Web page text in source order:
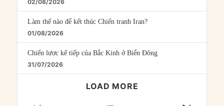
02/08/2026
Làm thế nào để kết thúc Chiến tranh Iran?
01/08/2026
Chiến lược kế tiếp của Bắc Kinh ở Biển Đông
31/07/2026
LOAD MORE